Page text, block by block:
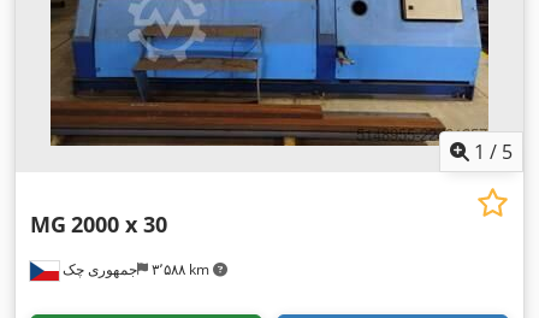
1 / 5
جمهوری چک ۳٬۵۸۸ km
MG 2000 x 30